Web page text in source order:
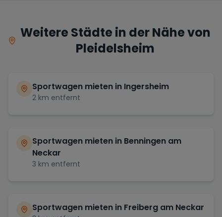
Weitere Städte in der Nähe von
Pleidelsheim
Sportwagen mieten in Ingersheim
2 km entfernt
Sportwagen mieten in Benningen am
Neckar
3 km entfernt
Sportwagen mieten in Freiberg am Neckar